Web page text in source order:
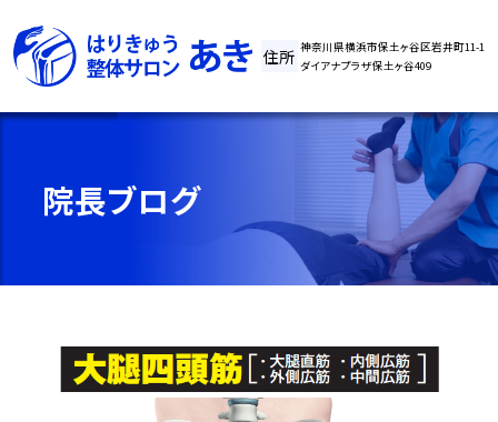
住所 神奈川県横浜市保土ヶ谷区岩井町11-1
ダイアナプラザ保土ヶ谷409
院長ブログ